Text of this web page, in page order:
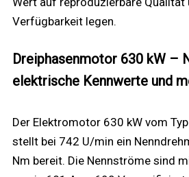
Verfügbarkeit legen.
Dreiphasenmotor 630 kW –
elektrische Kennwerte und
Der Elektromotor 630 kW vom
stellt bei 742 U/min ein
Nm bereit. Die Nennströme sind